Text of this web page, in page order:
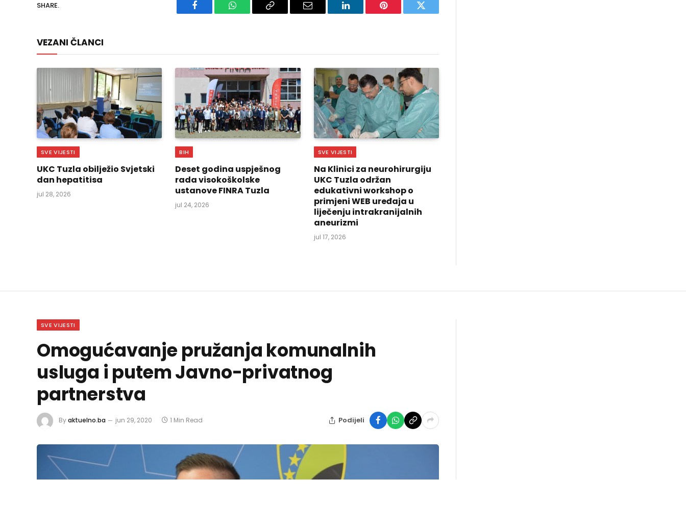
SHARE.
Facebook WhatsAppCopy
Email LinkedIn Pinterest Twitter
VEZANI ČLANCI
SVE VIJESTI
UKC Tuzla obilježio Svjetski
dan hepatitisa
jul 28, 2026
BIH
Deset godina uspješnog
rada visokoškolske
ustanove FINRA Tuzla
jul 24, 2026
SVE VIJESTI
Na Klinici za neurohirurgiju
UKC Tuzla održan
edukativni workshop o
primjeni WEB uređaja u
liječenju intrakranijalnih
aneurizmi
jul 17, 2026
SVE VIJESTI
Omogućavanje pružanja komunalnih
usluga i putem Javno-privatnog
partnerstva
Byaktuelno.ba jun 29, 2020 1 Min Read Podijeli